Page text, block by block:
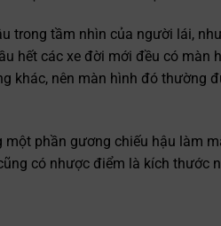
trong tầm nhìn của người lái,
hết các xe đời mới đều có màn
khác, nên màn hình đó thường
phần gương chiếu hậu làm
có nhược điểm là kích thước